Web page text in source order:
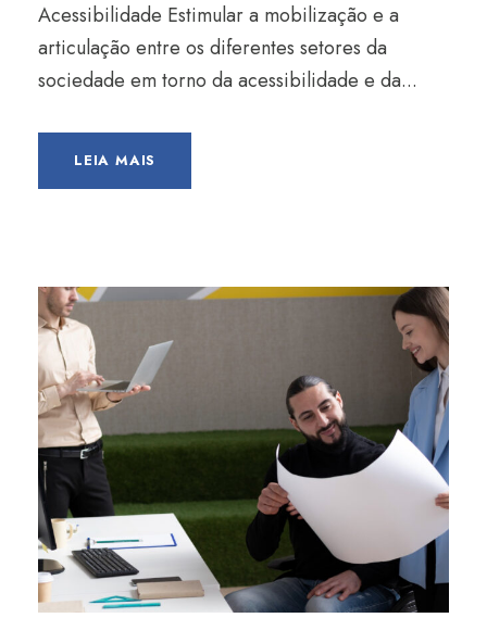
Acessibilidade Estimular a mobilização e a
articulação entre os diferentes setores da
sociedade em torno da acessibilidade e da...
LEIA MAIS